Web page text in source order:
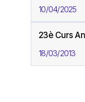
10/04/2025
23è Curs
18/03/2013